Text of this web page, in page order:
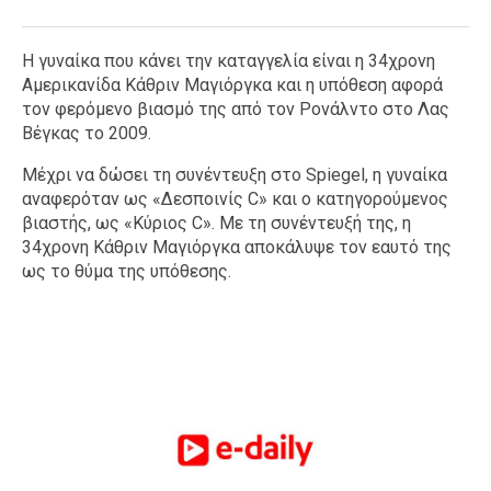
H γυναίκα που κάνει την καταγγελία είναι η 34χρονη
Αμερικανίδα Κάθριν Μαγιόργκα και η υπόθεση αφορά
τον φερόμενο βιασμό της από τον Ρονάλντο στο Λας
Βέγκας το 2009.
Μέχρι να δώσει τη συνέντευξη στο Spiegel, η γυναίκα
αναφερόταν ως «Δεσποινίς C» και ο κατηγορούμενος
βιαστής, ως «Κύριος C». Με τη συνέντευξή της, η
34χρονη Κάθριν Μαγιόργκα αποκάλυψε τον εαυτό της
ως το θύμα της υπόθεσης.